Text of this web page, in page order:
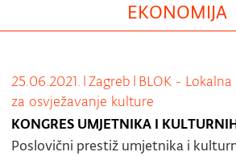
EKONOMIJA
25.06.2021. |Zagreb | BLOK - Lokalna
za osvježavanje kulture
KONGRES UMJETNIKA I
Poslovični prestiž umjetnika i